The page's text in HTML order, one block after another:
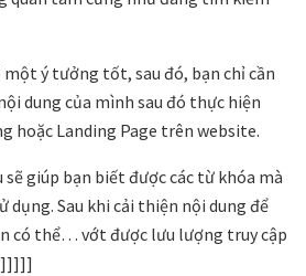
một ý tưởng tốt, sau đó, bạn chỉ cần
dung của mình sau đó thực hiện
hoặc Landing Page trên website.
sẽ giúp bạn biết được các từ khóa mà
dụng. Sau khi cải thiện nội dung để
có thể… vớt được lưu lượng truy cập